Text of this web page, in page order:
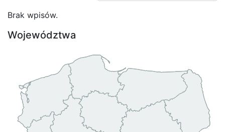
Brak wpisów.
Województwa